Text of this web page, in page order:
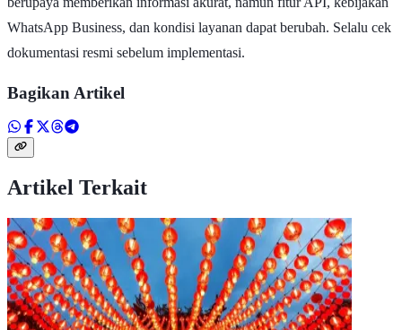
WhatsApp Business, dan kondisi layanan dapat berubah. Selalu cek
dokumentasi resmi sebelum implementasi.
Bagikan Artikel
Artikel Terkait